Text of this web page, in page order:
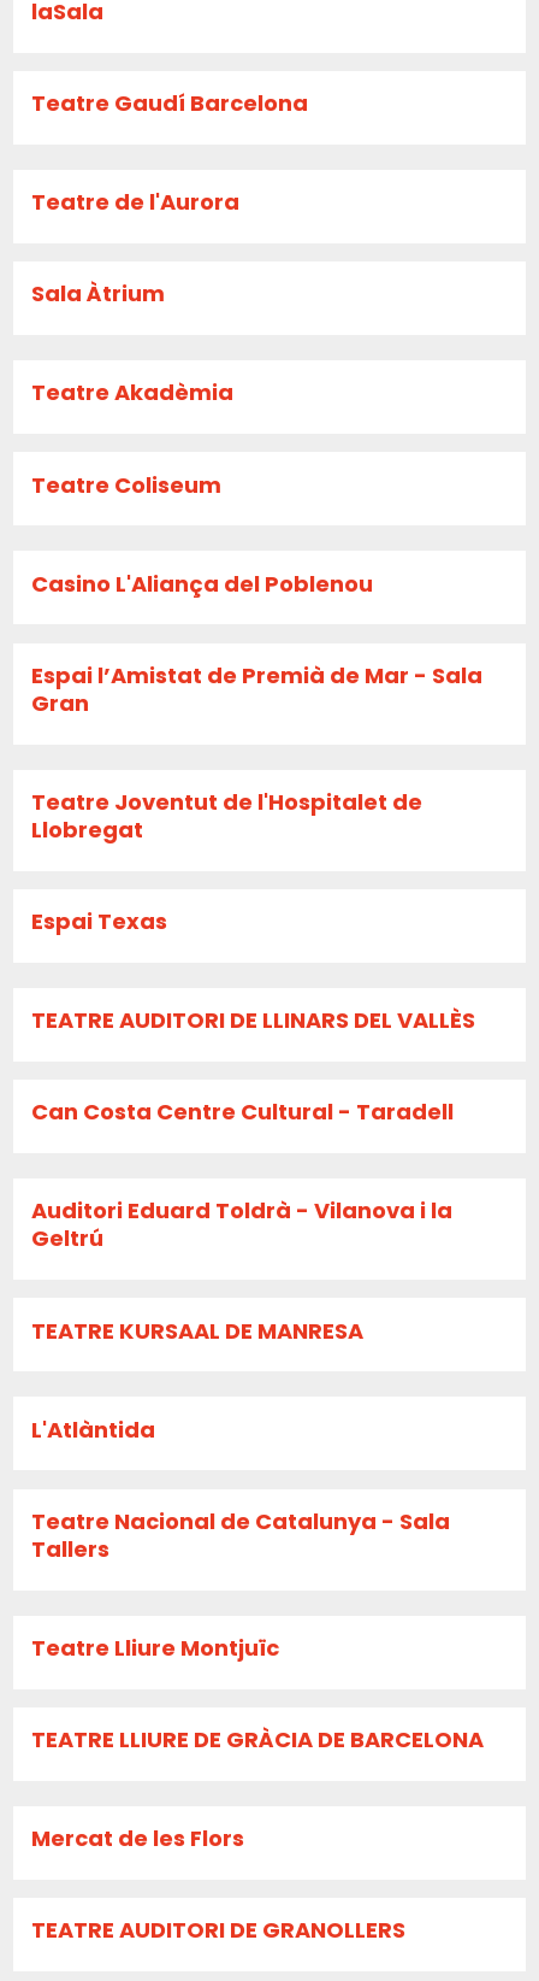
laSala
Teatre Gaudí Barcelona
Teatre de l'Aurora
Sala Àtrium
Teatre Akadèmia
Teatre Coliseum
Casino L'Aliança del Poblenou
Espai l’Amistat de Premià de Mar - Sala
Gran
Teatre Joventut de l'Hospitalet de
Llobregat
Espai Texas
TEATRE AUDITORI DE LLINARS DEL VALLÈS
Can Costa Centre Cultural - Taradell
Auditori Eduard Toldrà - Vilanova i la
Geltrú
TEATRE KURSAAL DE MANRESA
L'Atlàntida
Teatre Nacional de Catalunya - Sala
Tallers
Teatre Lliure Montjuïc
TEATRE LLIURE DE GRÀCIA DE BARCELONA
Mercat de les Flors
TEATRE AUDITORI DE GRANOLLERS